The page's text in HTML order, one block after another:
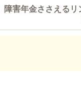
障害年金ささえる